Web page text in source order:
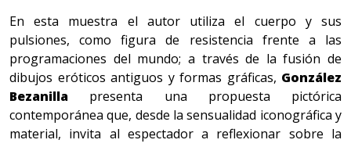
En esta muestra el autor utiliza el cuerpo y sus
pulsiones, como figura de resistencia frente a las
programaciones del mundo; a través de la fusión de
dibujos eróticos antiguos y formas gráficas, González
Bezanilla presenta una propuesta pictórica
contemporánea que, desde la sensualidad iconográfica y
material, invita al espectador a reflexionar sobre la